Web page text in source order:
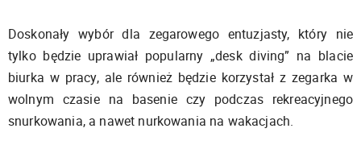
Doskonały wybór dla zegarowego entuzjasty, który nie
tylko będzie uprawiał popularny „desk diving” na blacie
biurka w pracy, ale również będzie korzystał z zegarka w
wolnym czasie na basenie czy podczas rekreacyjnego
snurkowania, a nawet nurkowania na wakacjach.